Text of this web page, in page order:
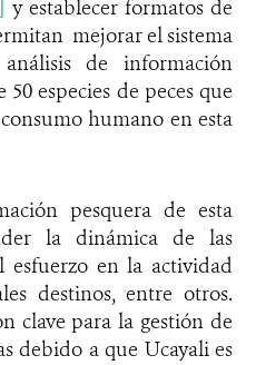
y establecer formatos de
mejorar el sistema
de información
especies de peces que
humano en esta
pesquera de esta
la dinámica de las
esfuerzo en la actividad
destinos, entre otros.
clave para la gestión de
debido a que Ucayali es